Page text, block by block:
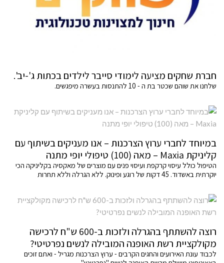
חברת שחקים מציעה לימודי סייבר לילדים בכתות ג'-יב'.
שלחנו את שוהם שכטר בת ה - 10 להתנסות בעשרה מיפגשים.
במיוחד לחברי ערוץ הצרכנות – אנו מעניקים בשיתוף עם
קליניקת Maxia – מאה (100) טיפולי יופי מתנה
הטיפול כולל עיסוי קרקפת ועיסוי פנים עם מוצרים של מאקסיה בקליניקה הכי
יוקרתית באשדוד. 45 דקות של רוגע ופינוק. ללא הגרלה וללא תחרות
רוצה להשתתף בהגרלה ולזכות ב-600 ש"ח לרכישה
מקולקציית רשת האופנה המובילה לנשים נפרטיטי?
לכבוד עונת האירועים והחגים הקרבים - ערוץ הצרכנות מגריל - ואתם זוכים